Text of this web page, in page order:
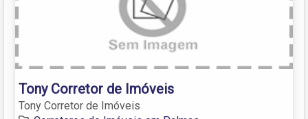
Tony Corretor de Imóveis
Tony Corretor de Imóveis